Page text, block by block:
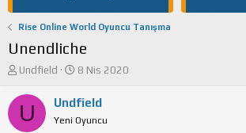
Rise Online World Oyuncu Tanışma
Unendliche
K
n
Undfield
B
ş
a
8 Nis 2020
U Undfield
Yeni Oyuncu